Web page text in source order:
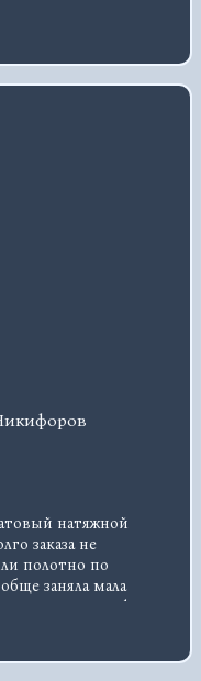
натяжной
заказа не
полотно по
заняла мала
много. Атмосфера
не отсвечивает.